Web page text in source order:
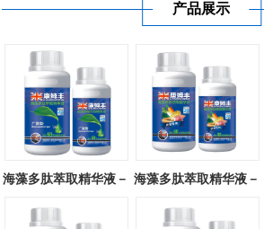
东、广西、海南等20多...
[查看详情]
产品展示
海藻多肽萃取精华液－
广谱型
海藻多肽萃取精华液－
块茎专用